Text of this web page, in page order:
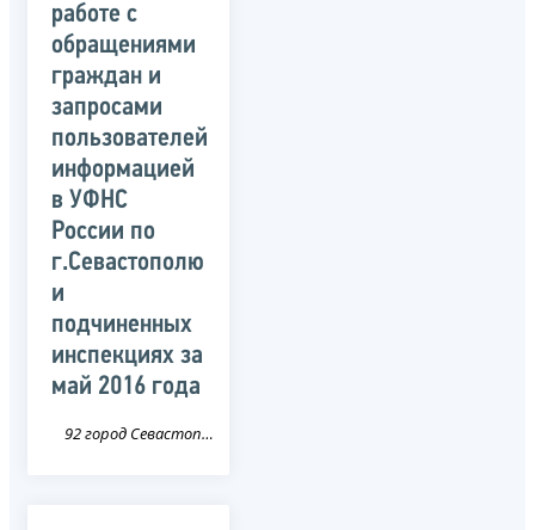
работе с
обращениями
граждан и
запросами
пользователей
информацией
в УФНС
России по
г.Севастополю
и
подчиненных
инспекциях за
май 2016 года
92 город Севастополь